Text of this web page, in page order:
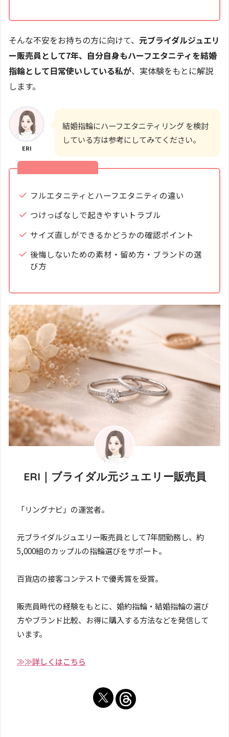
そんな不安をお持ちの方に向けて、 元ブライダルジュエリ
ー販売員として7年、自分自身もハーフエタニティを結婚
指輪として日常使いしている私が、実体験をもとに解説
します。
ERI
結婚指輪にハーフエタニティリング を検討
している方は参考にしてみてください。
フルエタニティとハーフエタニティの違い
つけっぱなしで起きやすいトラブル
サイズ直しができるかどうかの確認ポイント
後悔しないための素材・留め方・ブランドの選
び方
ERI｜ブライダル元ジュエリー販売員
「リングナビ」の運営者。
元ブライダルジュエリー販売員として7年間勤務し、約
5,000組のカップルの指輪選びをサポート。
百貨店の接客コンテストで優秀賞を受賞。
販売員時代の経験をもとに、婚約指輪・結婚指輪の選び
方やブランド比較、お得に購入する方法などを発信して
います。
≫≫詳しくはこちら